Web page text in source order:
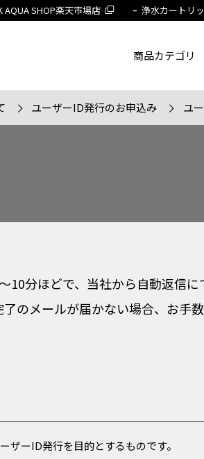
商品カテゴリ
AQUA SHOP楽天市場店 浄水カートリ
ユーザーID発行のお申込み ユ
分ほどで、当社から自動返信に
のメールが届かない場合、お
ザーID発行を目的とするものです。